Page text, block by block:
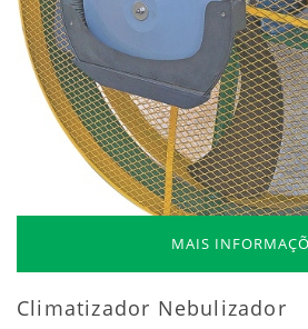
MAIS
Climatizador Nebulizador